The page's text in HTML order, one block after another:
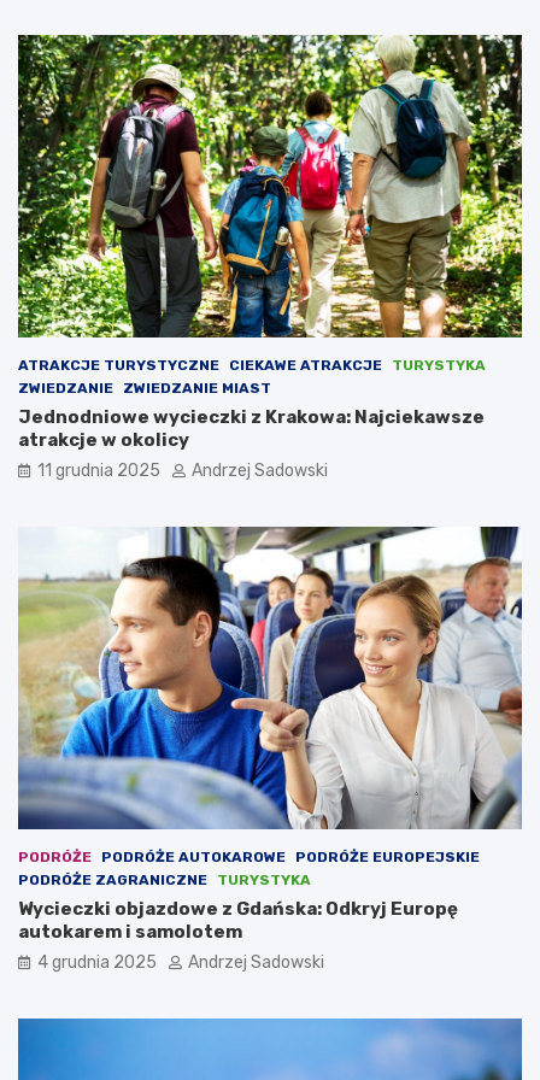
d
z
i
e
ć
?
i
w
S
o
l
c
u
K
u
j
a
w
s
k
m
ATRAKCJE TURYSTYCZNE CIEKAWE ATRAKCJE
TURYSTYKA
ZWIEDZANIE
ZWIEDZANIE MIAST
Jednodniowe wycieczki z Krakowa: Najciekawsze
atrakcje w okolicy
11 grudnia 2025 Andrzej Sadowski
PODRÓŻE PODRÓŻE AUTOKAROWE
PODRÓŻE EUROPEJSKIE
PODRÓŻE ZAGRANICZNE
TURYSTYKA
Wycieczki objazdowe z Gdańska: Odkryj Europę
autokarem i samolotem
4 grudnia 2025 Andrzej Sadowski